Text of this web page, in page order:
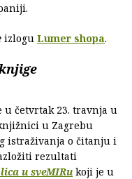
izlogu Lumer shopa.
u četvrtak 23. travnja u
u Zagrebu
istraživanja o čitanju i
rezultati
u sveMIRu koji je u